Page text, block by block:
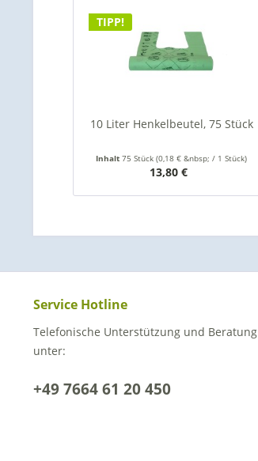
TIPP!
10 Liter Henkelbeutel, 75 Stück
Inhalt75 Stück(0,18 € &nbsp; / 1 Stück)
13,80 €
Service Hotline
Telefonische Unterstützung und Beratung
unter:
+49 7664 61 20 450